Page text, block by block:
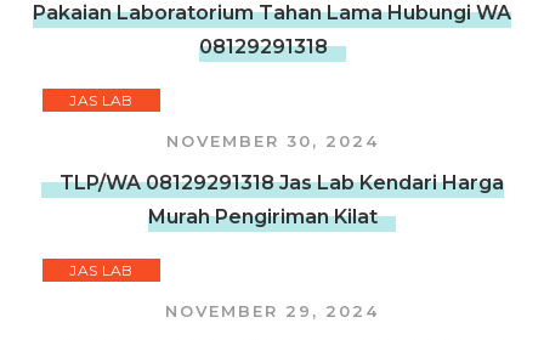
Pakaian Laboratorium Tahan Lama Hubungi WA
08129291318
JAS LAB
NOVEMBER 30, 2024
TLP/WA 08129291318 Jas Lab Kendari Harga
Murah Pengiriman Kilat
JAS LAB
NOVEMBER 29, 2024